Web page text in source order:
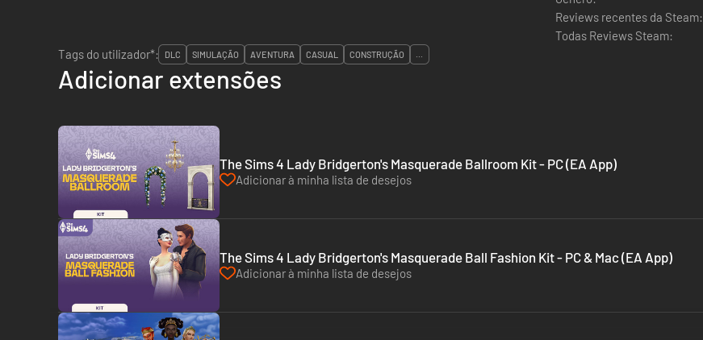
Reviews recentes da Steam:
Todas Reviews Steam:
Tags do utilizador*:
DLC SIMULAÇÃO AVENTURA CASUAL CONSTRUÇÃO ...
Adicionar extensões
The Sims 4 Lady Bridgerton's Masquerade Ballroom Kit - PC (EA App)
Adicionar à minha lista de desejos
The Sims 4 Lady Bridgerton's Masquerade Ball Fashion Kit - PC & Mac (EA App)
Adicionar à minha lista de desejos